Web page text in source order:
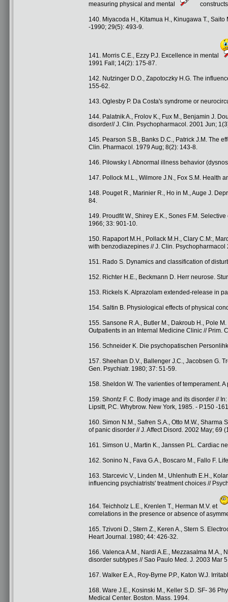
measuring physical and mental
140. Miyacoda H., Kitamua H., Kinugawa T.,
-1990; 29(5): 493-9.
141. Morris C.E., Ezzy P.J. Excellence in mental
1991 Fall; 14(2): 175-87.
142. Nutzinger D.O., Zapotoczky H.G. The
155-62.
143. Oglesby P. Da Costa's syndrome or
144. Palatnik A., Frolov K., Fux M., Benjamin J.
disorder// J. Clin. Psychopharmacol. 2001 Jun;
145. Pearson S.B., Banks D.C., Patrick J.M. The
Clin. Pharmacol. 1979 Aug; 8(2): 143-8.
146. Pilowsky I. Abnormal illness behavior
147. Pollock M.L., Wilmore J.N., Fox S.M. Health
148. Pouget R., Marinier R., Ho in M., Auge J.
84.
149. Proudfit W., Shirey E.K., Sones F.M.
1966; 33: 901-10.
150. Rapaport M.H., Pollack M.H., Clary C.M:,
with benzodiazepines // J. Clin. Psychopharmacol
151. Rado S. Dynamics and classification of
152. Richter H.E., Beckmann D. Herr neurose.
153. Rickels K. Alprazolam extended-release in
154. Saltin B. Physiological effects of physical
155. Sansone R.A., Butler M., Dakroub H., Pole
Outpatients in an Internal Medicine Clinic // Prim.
156. Schneider K. Die psychopatischen
157. Sheehan D.V., Ballenger J.C., Jacobsen G.
Gen. Psychiatr. 1980; 37: 51-59.
158. Sheldon W. The varienties of temperament.
159. Shontz F. C. Body image and its disorder //
Lipsitt, P.C. Whybrow. New York, 1985. - P.150 -
160. Simon N.M., Safren S.A., Otto M.W.,
of panic disorder // J. Affect Disord. 2002 May; 69
161. Simson U., Martin K., Janssen P.L. Cardiac
162. Sonino N., Fava G.A., Boscaro M., Fallo F.
163. Starcevic V., Linden M., Uhlenhuth E.H.,
influencing psychiatrists' treatment choices //
164. Teichholz L.E., Krenlen T., Herman M.V. et
correlations in the presence or absence of
165. Tzivoni D., Stern Z., Keren A., Stern S.
Heart Journal. 1980; 44: 426-32.
166. Valenca A.M., Nardi A.E., Mezzasalma M.A.,
disorder subtypes // Sao Paulo Med. J. 2003 Mar
167. Walker E.A., Roy-Byrne P.P., Katon W.J.
168. Ware J.E., Kosinski M., Keller S.D. SF- 36
Medical Center. Boston. Mass. 1994.